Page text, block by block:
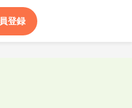
登録